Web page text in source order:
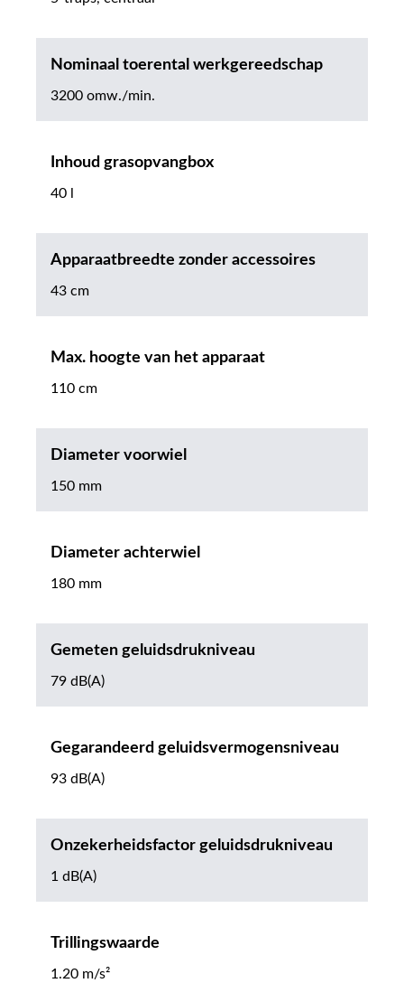
Nominaal toerental werkgereedschap
3200 omw./min.
Inhoud grasopvangbox
40 l
Apparaatbreedte zonder accessoires
43 cm
Max. hoogte van het apparaat
110 cm
Diameter voorwiel
150 mm
Diameter achterwiel
180 mm
Gemeten geluidsdrukniveau
79 dB(A)
Gegarandeerd geluidsvermogensniveau
93 dB(A)
Onzekerheidsfactor geluidsdrukniveau
1 dB(A)
Trillingswaarde
1.20 m/s²